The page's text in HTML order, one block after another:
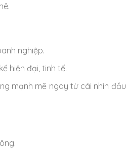
nghiệp.
hiện đại, tinh tế.
mạnh mẽ ngay từ cái nhìn đầu